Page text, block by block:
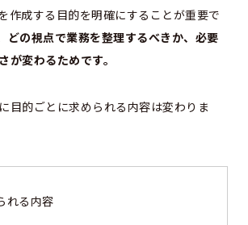
作成する目的を明確にすることが重要で
どの視点で業務を整理するべきか、必要
が変わるためです。
目的ごとに求められる内容は変わりま
れる内容